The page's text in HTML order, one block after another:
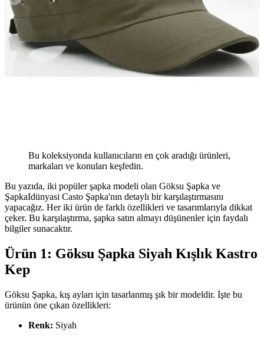
Bu koleksiyonda kullanıcıların en çok aradığı ürünleri,
markaları ve konuları keşfedin.
Bu yazıda, iki popüler şapka modeli olan Göksu Şapka ve
ŞapkaIdünyasi Casto Şapka'nın detaylı bir karşılaştırmasını
yapacağız. Her iki ürün de farklı özellikleri ve tasarımlarıyla dikkat
çeker. Bu karşılaştırma, şapka satın almayı düşünenler için faydalı
bilgiler sunacaktır.
Ürün 1: Göksu Şapka Siyah Kışlık Kastro
Kep
Göksu Şapka, kış ayları için tasarlanmış şık bir modeldir. İşte bu
ürünün öne çıkan özellikleri:
Renk: Siyah